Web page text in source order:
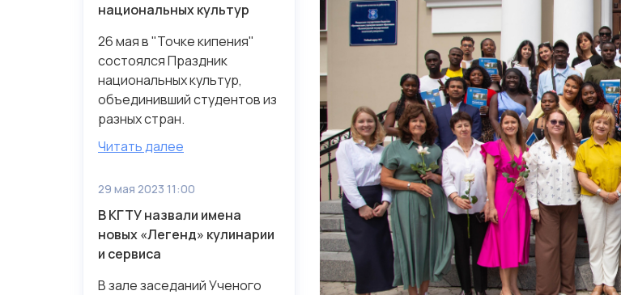
национальных культур
26 мая в "Точке кипения"
состоялся Праздник
национальных культур,
объединивший студентов из
разных стран.
Читать далее
29 мая 2023 11:00
В КГТУ назвали имена
новых «Легенд» кулинарии
и сервиса
В зале заседаний Ученого